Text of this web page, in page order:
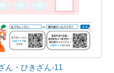
ん・ひきざん-11